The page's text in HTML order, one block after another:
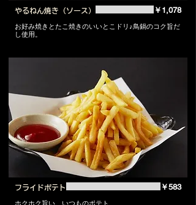
やるねん焼き（ソース）
お好み焼きとたこ焼きのいいとこドリ♪鳥鍋のコク旨だ
し使用。
￥1,078
フライドポテト
ホクホク旨い、いつものポテト
￥583